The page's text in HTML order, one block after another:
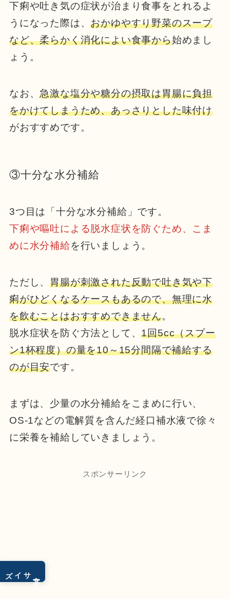
サイズ
下痢や吐き気の症状が治まり食事をとれるよ
うになった際は、おかゆやすり野菜のスープ
など、柔らかく消化によい食事から始めまし
ょう。
なお、急激な塩分や糖分の摂取は胃腸に負担
をかけてしまうため、あっさりとした味付け
がおすすめです。
③十分な水分補給
3つ目は「十分な水分補給」です。
下痢や嘔吐による脱水症状を防ぐため、こま
めに水分補給を行いましょう。
ただし、胃腸が刺激された反動で吐き気や下
痢がひどくなるケースもあるので、無理に水
を飲むことはおすすめできません。
脱水症状を防ぐ方法として、1回5cc（スプー
ン1杯程度）の量を10～15分間隔で補給する
のが目安です。
まずは、少量の水分補給をこまめに行い、
OS-1などの電解質を含んだ経口補水液で徐々
に栄養を補給していきましょう。
スポンサーリンク